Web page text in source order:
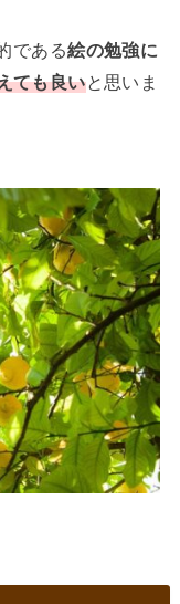
である絵の勉強に
ても良いと思いま